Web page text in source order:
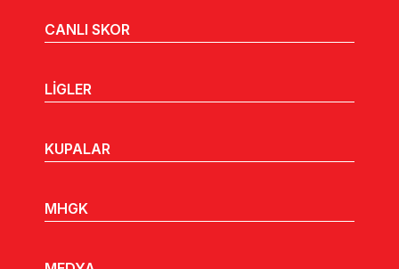
CANLI SKOR
LİGLER
KUPALAR
MHGK